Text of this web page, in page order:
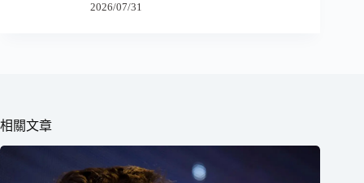
2026/07/31
相關文章